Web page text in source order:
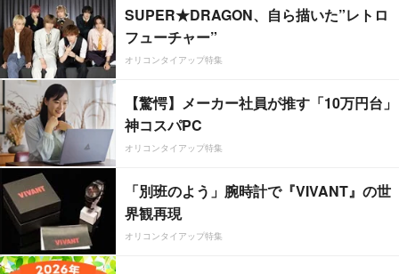
SUPER★DRAGON、自ら描いた”レトロ
フューチャー”
オリコンタイアップ特集
【驚愕】メーカー社員が推す「10万円台」
神コスパPC
オリコンタイアップ特集
「別班のよう」腕時計で『VIVANT』の世
界観再現
オリコンタイアップ特集